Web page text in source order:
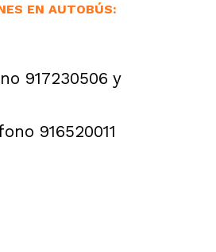
EN AUTOBÚS:
917230506 y
916520011